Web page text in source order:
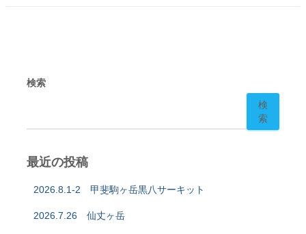
検索
検
索
最近の投稿
2026.8.1-2 甲斐駒ヶ岳黒八サーキット
2026.7.26 仙丈ヶ岳